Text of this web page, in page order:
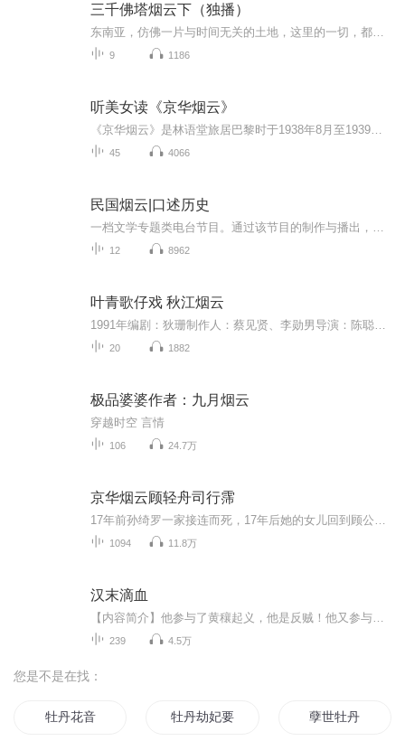
三千佛塔烟云下（独播）
9 1186
听美女读《京华烟云》
45 4066
民国烟云|口述历史
12 8962
叶青歌仔戏 秋江烟云
20 1882
极品婆婆作者：九月烟云
穿越时空 言情
106 24.7万
京华烟云顾轻舟司行霈
1094 11.8万
汉末滴血
239 4.5万
您是不是在找：
牡丹花音 牡丹劫妃要金牌 孽世牡丹